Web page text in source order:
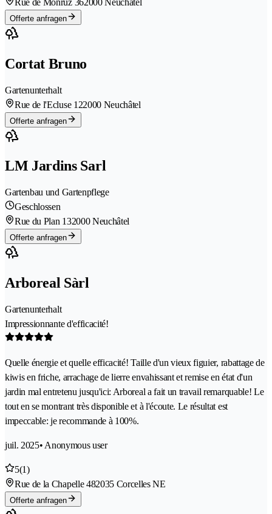
Offerte anfragen
Cortat Bruno
Gartenunterhalt
Rue de l'Ecluse 122000 Neuchâtel
Offerte anfragen
LM Jardins Sarl
Gartenbau und Gartenpflege
Geschlossen
Rue du Plan 132000 Neuchâtel
Offerte anfragen
Arboreal Sàrl
Gartenunterhalt
Impressionnante d'efficacité!
Quelle énergie et quelle efficacité! Taille d'un vieux figuier, rabattage de
kiwis en friche, arrachage de lierre envahissant et remise en état d'un
jardin mal entretenu jusqu'ici: Arboreal a fait un travail remarquable! Le
tout en se montrant très disponible et à l'écoute. Le résultat est
impeccable: je recommande à 100%.
juil. 2025• Anonymous user
5(1)
Rue de la Chapelle 482035 Corcelles NE
Offerte anfragen